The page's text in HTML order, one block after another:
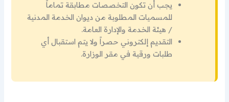
يجب أن تكون التخصصات مطابقة تماماً
للمسميات المطلوبة من ديوان الخدمة المدنية
/ هيئة الخدمة والإدارة العامة.
التقديم إلكتروني حصراً ولا يتم استقبال أي
طلبات ورقية في مقر الوزارة.